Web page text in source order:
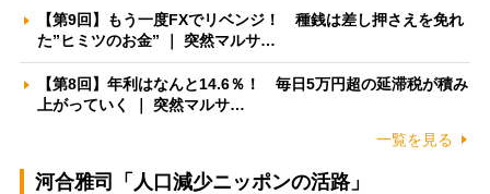
【第9回】もう一度FXでリベンジ！ 種銭は差し押さえを免れ
た”ヒミツのお金” ｜ 突然マルサ…
【第8回】年利はなんと14.6％！ 毎日5万円超の延滞税が積み
上がっていく ｜ 突然マルサ…
一覧を見る
河合雅司「人口減少ニッポンの活路」